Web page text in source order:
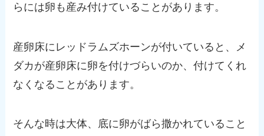
らには卵も産み付けていることがあります。
産卵床にレッドラムズホーンが付いていると、メ
ダカが産卵床に卵を付けづらいのか、付けてくれ
なくなることがあります。
そんな時は大体、底に卵がばら撒かれていること